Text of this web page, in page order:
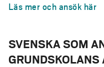
Läs mer och ansök här
SVENSKA SOM